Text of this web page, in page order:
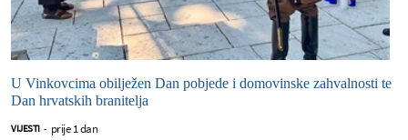
U Vinkovcima obilježen Dan pobjede i domovinske zahvalnosti te
Dan hrvatskih branitelja
VIJESTI - prije 1 dan